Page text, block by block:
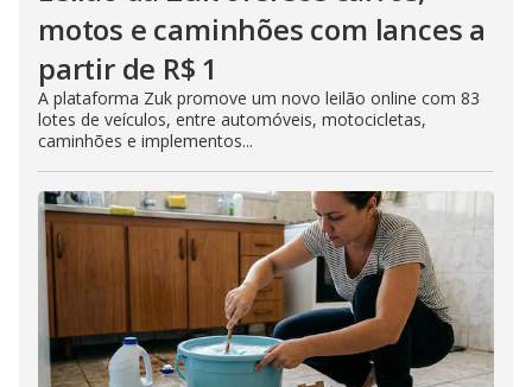
motos e caminhões com lances a
partir de R$ 1
A plataforma Zuk promove um novo leilão online com 83
lotes de veículos, entre automóveis, motocicletas,
caminhões e implementos...